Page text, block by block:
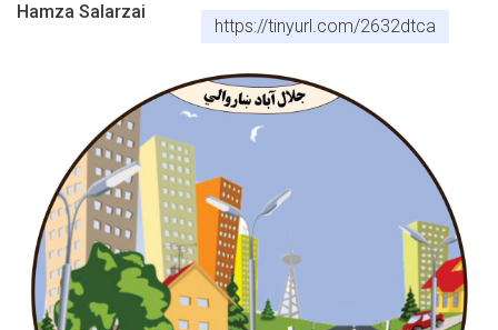
Hamza Salarzai
https://tinyurl.com/2632dtca